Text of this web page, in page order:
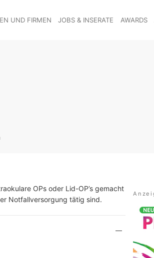
UND FIRMEN JOBS & INSERATE AWARDS
OPs oder Lid-OP’s gemacht
Notfallversorgung tätig sind.